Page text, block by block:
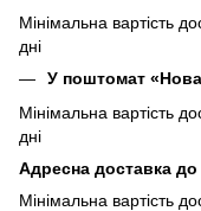
Мінімальна вартість
дні
У поштомат
Мінімальна вартість
дні
Адресна доставка
Мінімальна вартість